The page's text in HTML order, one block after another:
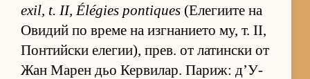
exil, t. II, Élégies pontiques (Е­ле­ги­ите на
Ови­дий по време на из­г­на­ни­ето му, т. II,
Пон­тийски еле­ги­и), прев. от ла­тин­ски от
Жан Ма­рен дьо Кер­ви­лар. Па­риж: д’У­